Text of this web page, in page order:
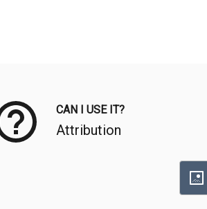
CAN I USE IT?
Attribution